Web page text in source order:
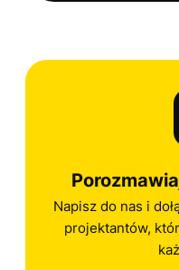
Napisz do nas i
projektantów,